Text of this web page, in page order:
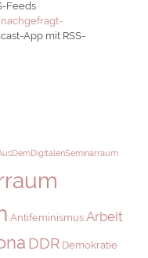
Feeds
App mit RSS-
Antifeminismus Arbeit
DDR Demokratie